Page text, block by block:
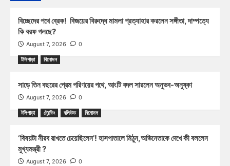
বিচ্ছেদের পথে ব্রেক! বিজয়ের বিরুদ্ধে মামলা প্রত্যাহার করলেন সঙ্গীতা, দাম্পত্যে
কি বরফ গলছে?
August 7, 2026 0
টলিপাড়া বিনোদন
সাড়ে তিন বছরের প্রেম পরিণয়ের পথে, আংটি বদল সারলেন অনুভব-অনুষ্কা
August 7, 2026 0
টলিপাড়া ট্রেন্ডিং বলিউড বিনোদন
‘বিষয়টা নীরব রাখতে চেয়েছিলেন’! হাসপাতালে মিঠুন,অভিনেতাকে দেখে কী বললেন
মুখ্যমন্ত্রী ?
August 7, 2026 0